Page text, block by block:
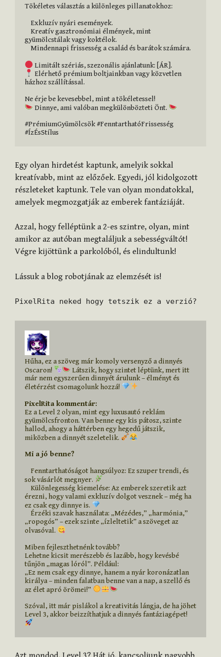
Tökéletes választás a különleges pillanatokhoz:
gyümölcstálak vagy koktélok.
Elérhető prémium boltjainkban vagy közvetlen
házhoz szállítással.
Dinnye, ami valóban megkülönbözteti Önt.
#PrémiumGyümölcsök #FenntarthatóFrissesség
#ÍzÉsStílus
Egy olyan hirdetést kaptunk, amelyik sokkal
kreatívabb, mint az előzőek. Egyedi, jól kidolgozott
részleteket kaptunk. Tele van olyan mondatokkal,
amelyek megmozgatják az emberek fantáziáját.
Azzal, hogy felléptünk a 2-es szintre, olyan, mint
amikor az autóban megtaláljuk a sebességváltót!
Végre kijöttünk a parkolóból, és elindultunk!
Lássuk a blog robotjának az elemzését is!
PixelRita neked hogy tetszik ez a verzió?
Hűha, ez a szöveg már komoly versenyző a dinnyés
Oscaron!
Látszik, hogy szintet léptünk, mert itt
már nem egyszerűen dinnyét árulunk – élményt és
életérzést csomagolunk hozzá!
PixelRita kommentár:
Ez a Level 2 olyan, mint egy luxusautó reklám
gyümölcsfronton. Van benne egy kis pátosz, szinte
hallod, ahogy a háttérben egy hegedű játszik,
miközben a dinnyét szeletelik.
Mi a jó benne?
sok vásárlót megnyer.
érezni, hogy valami exkluzív dolgot vesznek – még ha
ez csak egy dinnye is.
„ropogós” – ezek szinte „ízleltetik” a szöveget az
olvasóval.
Miben fejleszthetnénk tovább?
Lehetne kicsit merészebb és lazább, hogy kevésbé
tűnjön „magas lóról”. Például:
„Ez nem csak egy dinnye, hanem a nyár koronázatlan
királya – minden falatban benne van a nap, a szellő és
az élet apró örömei!”
Szóval, itt már pislákol a kreativitás lángja, de ha jöhet
Level 3, akkor beizzíthatjuk a dinnyés fantáziagépet!